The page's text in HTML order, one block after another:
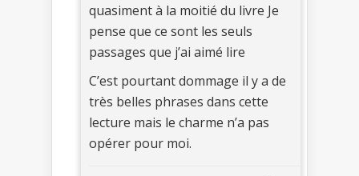
quasiment à la moitié du livre Je
pense que ce sont les seuls
passages que j’ai aimé lire
C’est pourtant dommage il y a de
très belles phrases dans cette
lecture mais le charme n’a pas
opérer pour moi.